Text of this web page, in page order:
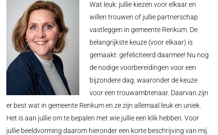
Wat leuk: jullie kiezen voor elkaar en
willen trouwen of jullie partnerschap
vastleggen in gemeente Renkum. De
belangrijkste keuze (voor elkaar) is
gemaakt: gefeliciteerd daarmee! Nu nog
de nodige voorbereidingen voor een
bijzondere dag, waaronder de keuze
voor een trouwambtenaar. Daarvan zijn
er best wat in gemeente Renkum en ze zijn allemaal leuk en uniek.
Het is aan jullie om te bepalen met wie jullie een klik hebben. Voor
jullie beeldvorming daarom hieronder een korte beschrijving van mij.